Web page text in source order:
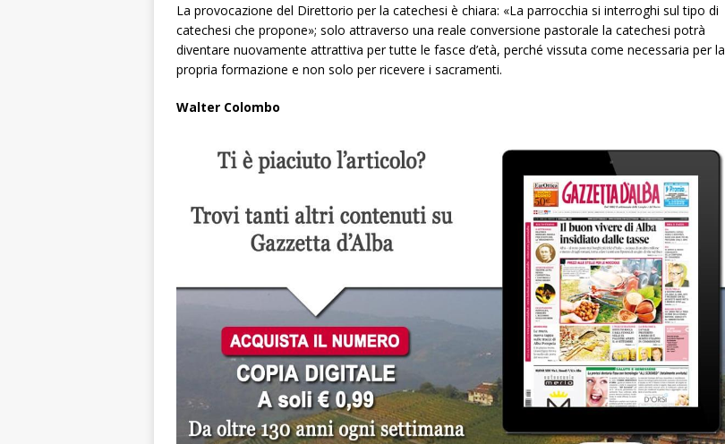
La provocazione del Direttorio per la catechesi è chiara: «La parrocchia si interroghi sul tipo di
catechesi che propone»; solo attraverso una reale conversione pastorale la catechesi potrà
diventare nuovamente attrattiva per tutte le fasce d’età, perché vissuta come necessaria per la
propria formazione e non solo per ricevere i sacramenti.
Walter Colombo